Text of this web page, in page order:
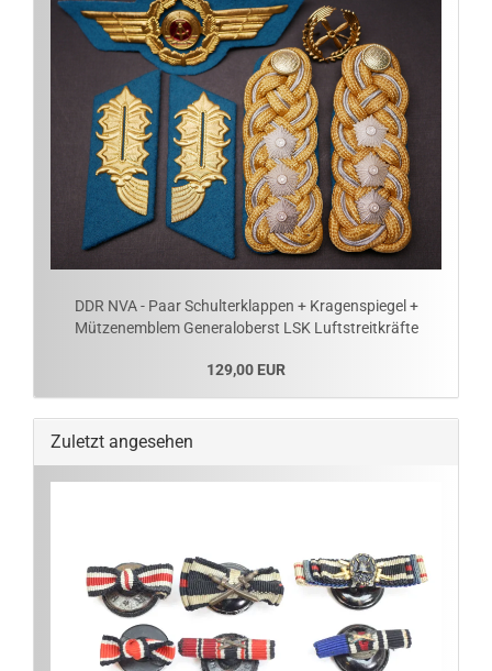
DDR NVA - Paar Schulterklappen + Kragenspiegel +
Mützenemblem Generaloberst LSK Luftstreitkräfte
129,00 EUR
Zuletzt angesehen